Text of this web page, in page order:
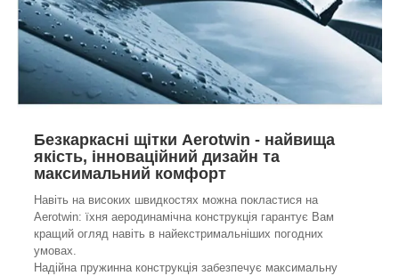
Безкаркасні щітки Aerotwin - найвища
якість, інноваційний дизайн та
максимальний комфорт
Навіть на високих швидкостях можна покластися на
Aerotwin: їхня аеродинамічна конструкція гарантує Вам
кращий огляд навіть в найекстримальніших погодних
умовах.
Надійна пружинна конструкція забезпечує максимальну